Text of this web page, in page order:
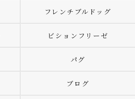
フレンチブルドッグ
ビションフリーゼ
パグ
ブログ